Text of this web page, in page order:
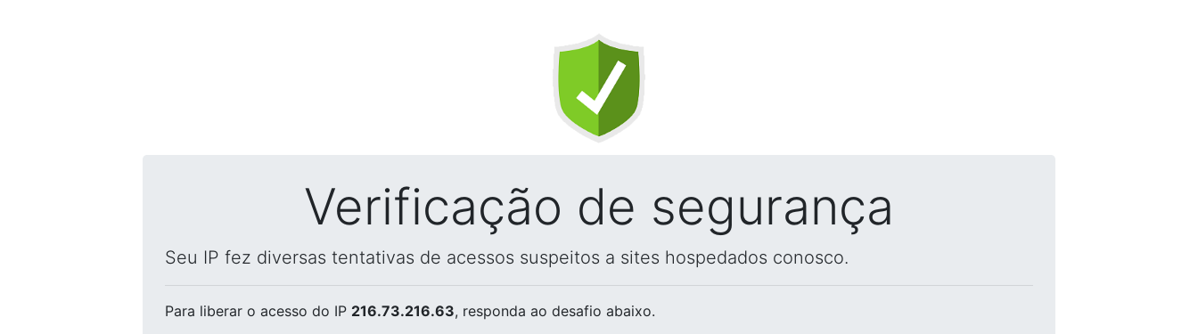
Verificação de segurança
Seu IP fez diversas tentativas de acessos suspeitos a sites hospedados conosco.
Para liberar o acesso do IP 216.73.216.63, responda ao desafio abaixo.